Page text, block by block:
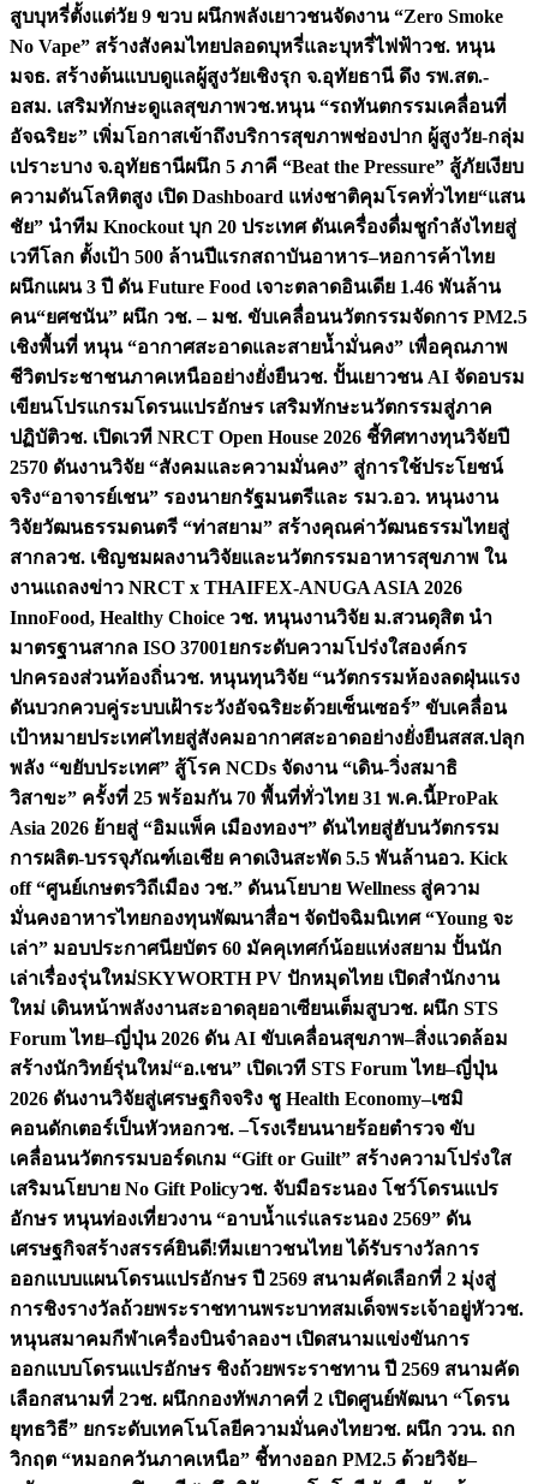
สูบบุหรี่ตั้งแต่วัย 9 ขวบ ผนึกพลังเยาวชนจัดงาน “Zero Smoke
No Vape” สร้างสังคมไทยปลอดบุหรี่และบุหรี่ไฟฟ้าวช. หนุน
มจธ. สร้างต้นแบบดูแลผู้สูงวัยเชิงรุก จ.อุทัยธานี ดึง รพ.สต.-
อสม. เสริมทักษะดูแลสุขภาพวช.หนุน “รถทันตกรรมเคลื่อนที่
อัจฉริยะ” เพิ่มโอกาสเข้าถึงบริการสุขภาพช่องปาก ผู้สูงวัย-กลุ่ม
เปราะบาง จ.อุทัยธานีผนึก 5 ภาคี “Beat the Pressure” สู้ภัยเงียบ
ความดันโลหิตสูง เปิด Dashboard แห่งชาติคุมโรคทั่วไทย“แสน
ชัย” นำทีม Knockout บุก 20 ประเทศ ดันเครื่องดื่มชูกำลังไทยสู่
เวทีโลก ตั้งเป้า 500 ล้านปีแรกสถาบันอาหาร–หอการค้าไทย
ผนึกแผน 3 ปี ดัน Future Food เจาะตลาดอินเดีย 1.46 พันล้าน
คน“ยศชนัน” ผนึก วช. – มช. ขับเคลื่อนนวัตกรรมจัดการ PM2.5
เชิงพื้นที่ หนุน “อากาศสะอาดและสายน้ำมั่นคง” เพื่อคุณภาพ
ชีวิตประชาชนภาคเหนืออย่างยั่งยืนวช. ปั้นเยาวชน AI จัดอบรม
เขียนโปรแกรมโดรนแปรอักษร เสริมทักษะนวัตกรรมสู่ภาค
ปฏิบัติวช. เปิดเวที NRCT Open House 2026 ชี้ทิศทางทุนวิจัยปี
2570 ดันงานวิจัย “สังคมและความมั่นคง” สู่การใช้ประโยชน์
จริง“อาจารย์เชน” รองนายกรัฐมนตรีและ รมว.อว. หนุนงาน
วิจัยวัฒนธรรมดนตรี “ท่าสยาม” สร้างคุณค่าวัฒนธรรมไทยสู่
สากลวช. เชิญชมผลงานวิจัยและนวัตกรรมอาหารสุขภาพ ใน
งานแถลงข่าว NRCT x THAIFEX-ANUGA ASIA 2026
InnoFood, Healthy Choice วช. หนุนงานวิจัย ม.สวนดุสิต นำ
มาตรฐานสากล ISO 37001ยกระดับความโปร่งใสองค์กร
ปกครองส่วนท้องถิ่นวช. หนุนทุนวิจัย “นวัตกรรมห้องลดฝุ่นแรง
ดันบวกควบคู่ระบบเฝ้าระวังอัจฉริยะด้วยเซ็นเซอร์” ขับเคลื่อน
เป้าหมายประเทศไทยสู่สังคมอากาศสะอาดอย่างยั่งยืนสสส.ปลุก
พลัง “ขยับประเทศ” สู้โรค NCDs จัดงาน “เดิน-วิ่งสมาธิ
วิสาขะ” ครั้งที่ 25 พร้อมกัน 70 พื้นที่ทั่วไทย 31 พ.ค.นี้ProPak
Asia 2026 ย้ายสู่ “อิมแพ็ค เมืองทองฯ” ดันไทยสู่ฮับนวัตกรรม
การผลิต-บรรจุภัณฑ์เอเชีย คาดเงินสะพัด 5.5 พันล้านอว. Kick
off “ศูนย์เกษตรวิถีเมือง วช.” ดันนโยบาย Wellness สู่ความ
มั่นคงอาหารไทยกองทุนพัฒนาสื่อฯ จัดปัจฉิมนิเทศ “Young จะ
เล่า” มอบประกาศนียบัตร 60 มัคคุเทศก์น้อยแห่งสยาม ปั้นนัก
เล่าเรื่องรุ่นใหม่SKYWORTH PV ปักหมุดไทย เปิดสำนักงาน
ใหม่ เดินหน้าพลังงานสะอาดลุยอาเซียนเต็มสูบวช. ผนึก STS
Forum ไทย–ญี่ปุ่น 2026 ดัน AI ขับเคลื่อนสุขภาพ–สิ่งแวดล้อม
สร้างนักวิทย์รุ่นใหม่“อ.เชน” เปิดเวที STS Forum ไทย–ญี่ปุ่น
2026 ดันงานวิจัยสู่เศรษฐกิจจริง ชู Health Economy–เซมิ
คอนดักเตอร์เป็นหัวหอกวช. –โรงเรียนนายร้อยตำรวจ ขับ
เคลื่อนนวัตกรรมบอร์ดเกม “Gift or Guilt” สร้างความโปร่งใส
เสริมนโยบาย No Gift Policyวช. จับมือระนอง โชว์โดรนแปร
อักษร หนุนท่องเที่ยวงาน “อาบน้ำแร่แลระนอง 2569” ดัน
เศรษฐกิจสร้างสรรค์ยินดี!ทีมเยาวชนไทย ได้รับรางวัลการ
ออกแบบแผนโดรนแปรอักษร ปี 2569 สนามคัดเลือกที่ 2 มุ่งสู่
การชิงรางวัลถ้วยพระราชทานพระบาทสมเด็จพระเจ้าอยู่หัววช.
หนุนสมาคมกีฬาเครื่องบินจำลองฯ เปิดสนามแข่งขันการ
ออกแบบโดรนแปรอักษร ชิงถ้วยพระราชทาน ปี 2569 สนามคัด
เลือกสนามที่ 2วช. ผนึกกองทัพภาคที่ 2 เปิดศูนย์พัฒนา “โดรน
ยุทธวิธี” ยกระดับเทคโนโลยีความมั่นคงไทยวช. ผนึก ววน. ถก
วิกฤต “หมอกควันภาคเหนือ” ชี้ทางออก PM2.5 ด้วยวิจัย–